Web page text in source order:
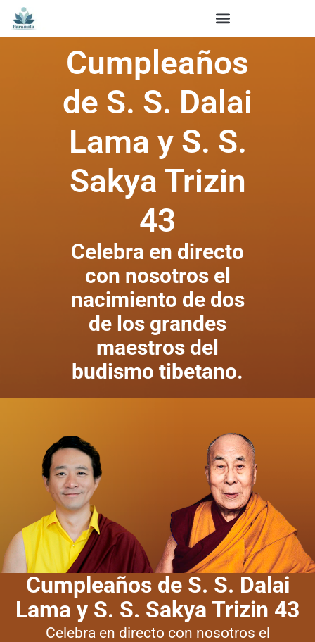
Cumpleaños
de S. S. Dalai
Lama y S. S.
Sakya Trizin
43
Celebra en directo
con nosotros el
nacimiento de dos
de los grandes
maestros del
budismo tibetano.
Cumpleaños de S. S. Dalai
Lama y S. S. Sakya Trizin 43
Celebra en directo con nosotros el